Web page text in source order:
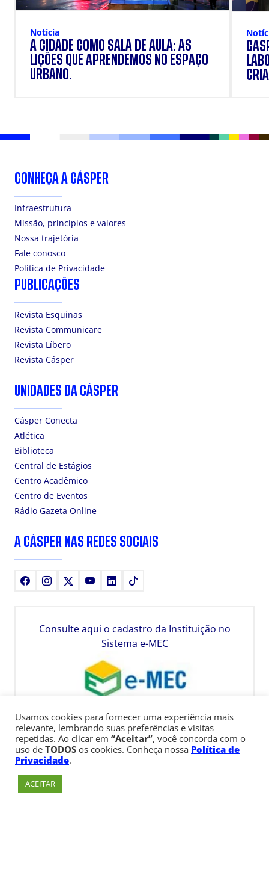
Notícia
A CIDADE COMO SALA DE AULA: AS
LIÇÕES QUE APRENDEMOS NO ESPAÇO
URBANO.
CONHEÇA A CÁSPER
Infraestrutura
Missão, princípios e valores
Nossa trajetória
Fale conosco
Politica de Privacidade
PUBLICAÇÕES
Revista Esquinas
Revista Communicare
Revista Líbero
Revista Cásper
UNIDADES DA CÁSPER
Cásper Conecta
Atlética
Biblioteca
Central de Estágios
Centro Acadêmico
Centro de Eventos
Rádio Gazeta Online
A CÁSPER NAS REDES SOCIAIS
FacebookInstagram YoutubeLinkedIn
Consulte aqui o cadastro da Instituição no
Sistema e-MEC
Usamos cookies para fornecer uma experiência mais
relevante, lembrando suas preferências e visitas
repetidas. Ao clicar em “Aceitar”, você concorda com o
uso de TODOS os cookies. Conheça nossa Política de
Privacidade.
ACEITAR